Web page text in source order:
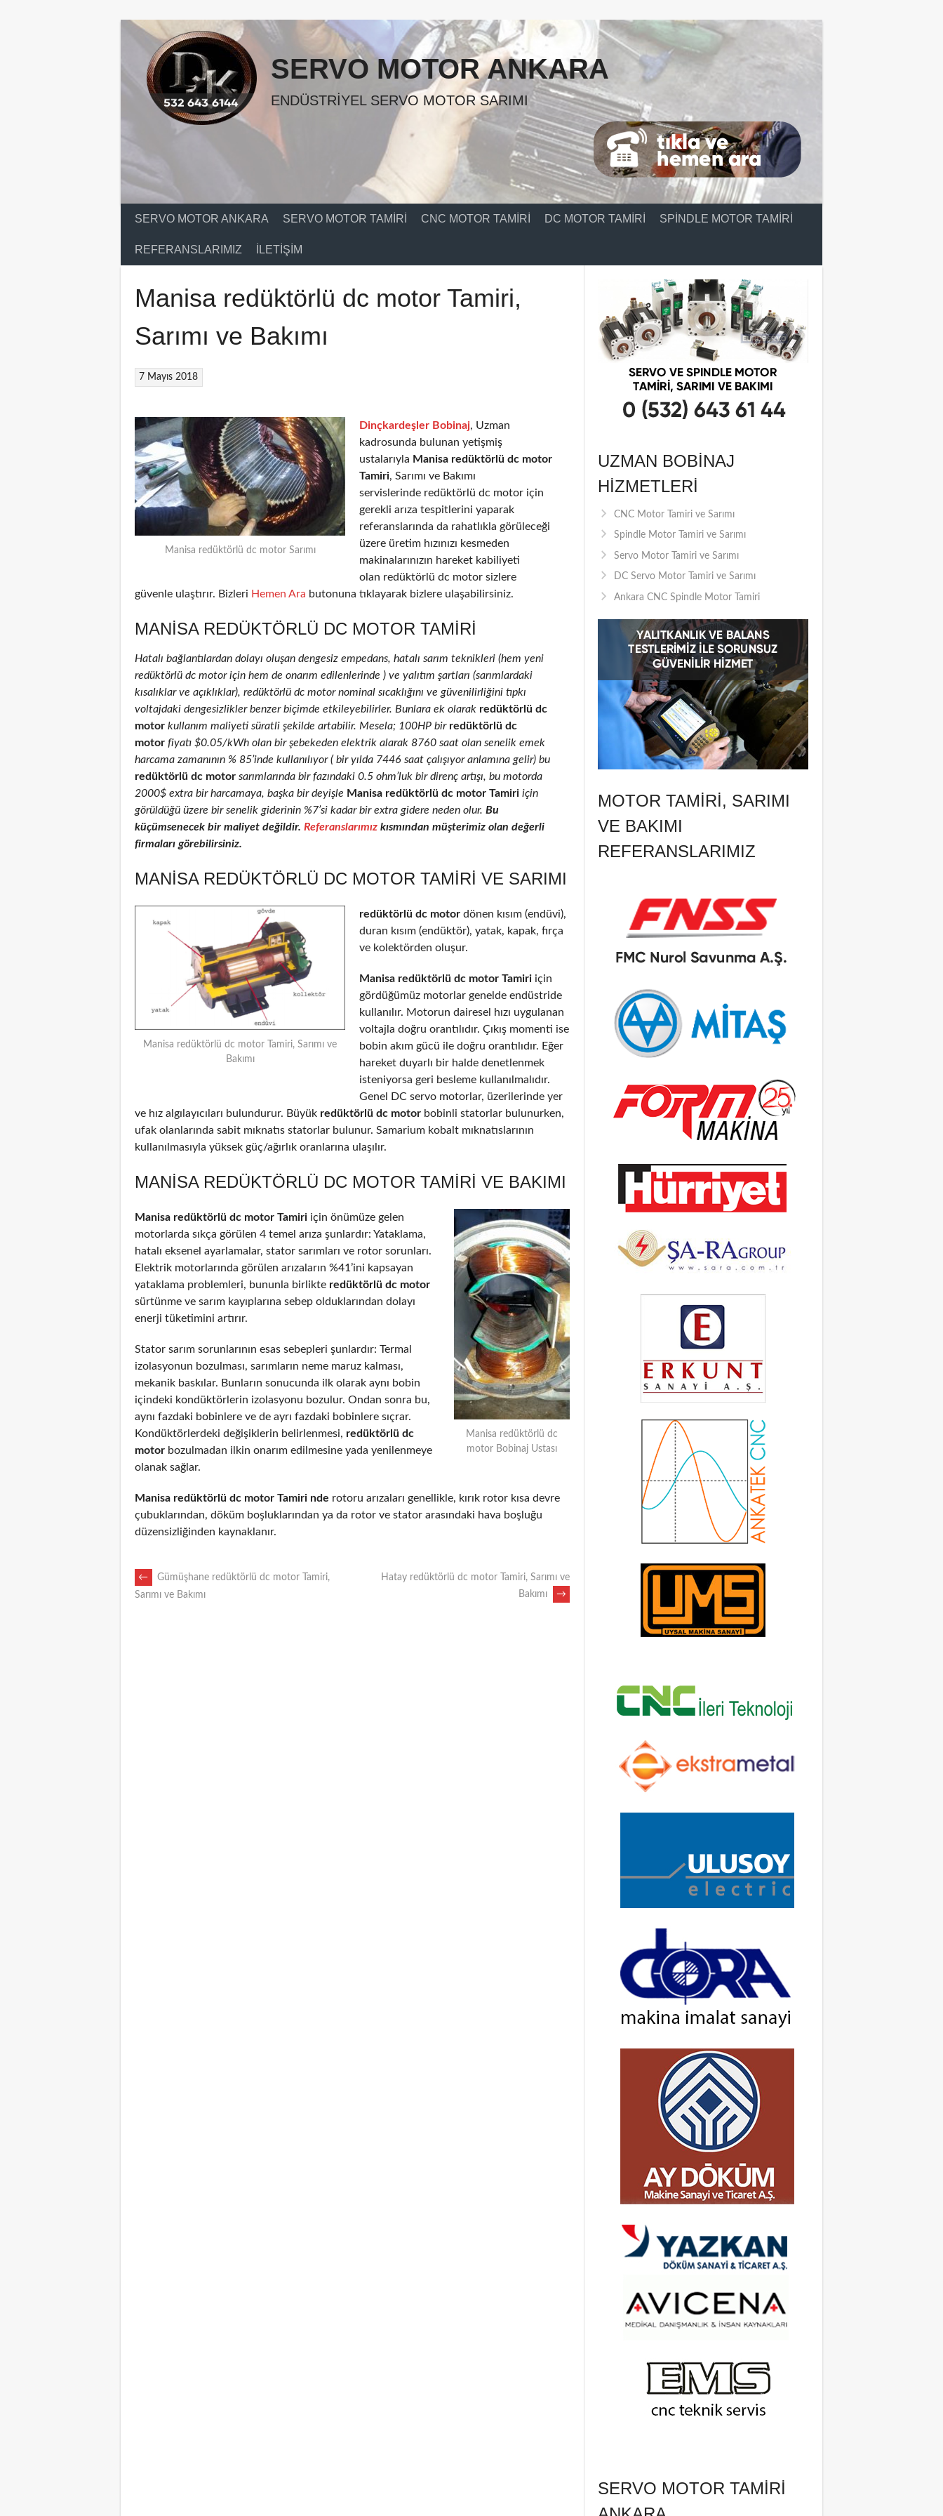
SERVO MOTOR ANKARA
ENDÜSTRIYEL SERVO MOTOR SARIMI
SERVO MOTOR ANKARA SERVO MOTOR TAMIRI CNC MOTOR TAMIRI DC MOTOR TAMIRI SPINDLE MOTOR TAMIRI
REFERANSLARIMIZ İLETIŞIM
Manisa redüktörlü dc motor Tamiri,
Sarımı ve Bakımı
7 Mayıs 2018
Manisa redüktörlü dc motor Sarımı
Dinçkardeşler Bobinaj, Uzman
kadrosunda bulunan yetişmiş
ustalarıyla Manisa redüktörlü dc motor
Tamiri, Sarımı ve Bakımı
servislerinde redüktörlü dc motor için
gerekli arıza tespitlerini yaparak
referanslarında da rahatlıkla görüleceği
üzere üretim hızınızı kesmeden
makinalarınızın hareket kabiliyeti
olan redüktörlü dc motor sizlere
güvenle ulaştırır. Bizleri Hemen Ara butonuna tıklayarak bizlere ulaşabilirsiniz.
MANISA REDÜKTÖRLÜ DC MOTOR TAMIRI
Hatalı bağlantılardan dolayı oluşan dengesiz empedans, hatalı sarım teknikleri (hem yeni
redüktörlü dc motor için hem de onarım edilenlerinde ) ve yalıtım şartları (sarımlardaki
kısalıklar ve açıklıklar), redüktörlü dc motor nominal sıcaklığını ve güvenilirliğini tıpkı
voltajdaki dengesizlikler benzer biçimde etkileyebilirler. Bunlara ek olarak redüktörlü dc
motor kullanım maliyeti süratli şekilde artabilir. Mesela; 100HP birredüktörlü dc
motor fiyatı $0.05/kWh olan bir şebekeden elektrik alarak 8760 saat olan senelik emek
harcama zamanının % 85’inde kullanılıyor ( bir yılda 7446 saat çalışıyor anlamına gelir) bu
redüktörlü dc motor sarımlarında bir fazındaki 0.5 ohm’luk bir direnç artışı, bu motorda
2000$ extra bir harcamaya, başka bir deyişle Manisa redüktörlü dc motor Tamiri için
görüldüğü üzere bir senelik giderinin %7’si kadar bir extra gidere neden olur. Bu
küçümsenecek bir maliyet değildir. Referanslarımız kısmından müşterimiz olan değerli
firmaları görebilirsiniz.
MANISA REDÜKTÖRLÜ DC MOTOR TAMIRI VE SARIMI
Manisa redüktörlü dc motor Tamiri, Sarımı ve
Bakımı
redüktörlü dc motor dönen kısım (endüvi),
duran kısım (endüktör), yatak, kapak, fırça
ve kolektörden oluşur.
Manisa redüktörlü dc motor Tamiri için
gördüğümüz motorlar genelde endüstride
kullanılır. Motorun dairesel hızı uygulanan
voltajla doğru orantılıdır. Çıkış momenti ise
bobin akım gücü ile doğru orantılıdır. Eğer
hareket duyarlı bir halde denetlenmek
isteniyorsa geri besleme kullanılmalıdır.
Genel DC servo motorlar, üzerilerinde yer
ve hız algılayıcıları bulundurur. Büyük redüktörlü dc motor bobinli statorlar bulunurken,
ufak olanlarında sabit mıknatıs statorlar bulunur. Samarium kobalt mıknatıslarının
kullanılmasıyla yüksek güç/ağırlık oranlarına ulaşılır.
MANISA REDÜKTÖRLÜ DC MOTOR TAMIRI VE BAKIMI
Manisa redüktörlü dc
motor Bobinaj Ustası
Manisa redüktörlü dc motor Tamiri için önümüze gelen
motorlarda sıkça görülen 4 temel arıza şunlardır: Yataklama,
hatalı eksenel ayarlamalar, stator sarımları ve rotor sorunları.
Elektrik motorlarında görülen arızaların %41’ini kapsayan
yataklama problemleri, bununla birlikte redüktörlü dc motor
sürtünme ve sarım kayıplarına sebep olduklarından dolayı
enerji tüketimini artırır.
Stator sarım sorunlarının esas sebepleri şunlardır: Termal
izolasyonun bozulması, sarımların neme maruz kalması,
mekanik baskılar. Bunların sonucunda ilk olarak aynı bobin
içindeki kondüktörlerin izolasyonu bozulur. Ondan sonra bu,
aynı fazdaki bobinlere ve de ayrı fazdaki bobinlere sıçrar.
Kondüktörlerdeki değişiklerin belirlenmesi, redüktörlü dc
motor bozulmadan ilkin onarım edilmesine yada yenilenmeye
olanak sağlar.
Manisa redüktörlü dc motor Tamiri nde rotoru arızaları genellikle, kırık rotor kısa devre
çubuklarından, döküm boşluklarından ya da rotor ve stator arasındaki hava boşluğu
düzensizliğinden kaynaklanır.
POST
←
Gümüşhane redüktörlü dc motor Tamiri,
Sarımı ve Bakımı
Hatay redüktörlü dc motor Tamiri, Sarımı ve
Bakımı
→
UZMAN BOBINAJ
HIZMETLERI
CNC Motor Tamiri ve Sarımı
Spindle Motor Tamiri ve Sarımı
Servo Motor Tamiri ve Sarımı
DC Servo Motor Tamiri ve Sarımı
Ankara CNC Spindle Motor Tamiri
MOTOR TAMIRI, SARIMI
VE BAKIMI
REFERANSLARIMIZ
SERVO MOTOR TAMIRI